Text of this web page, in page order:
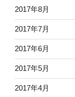
2017年8月
2017年7月
2017年6月
2017年5月
2017年4月